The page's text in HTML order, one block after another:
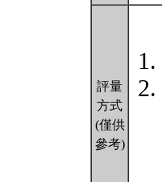
評量
方式
(僅供
參考)